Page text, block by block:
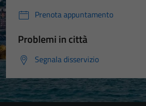
Prenota appuntamento
Problemi in città
Segnala disservizio